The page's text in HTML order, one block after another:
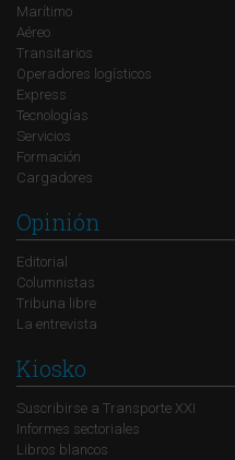
Marítimo
Aéreo
Transitarios
Operadores logísticos
Express
Tecnologías
Servicios
Formación
Cargadores
Opinión
Editorial
Columnistas
Tribuna libre
La entrevista
Kiosko
Suscribirse a Transporte XXI
Informes sectoriales
Libros blancos